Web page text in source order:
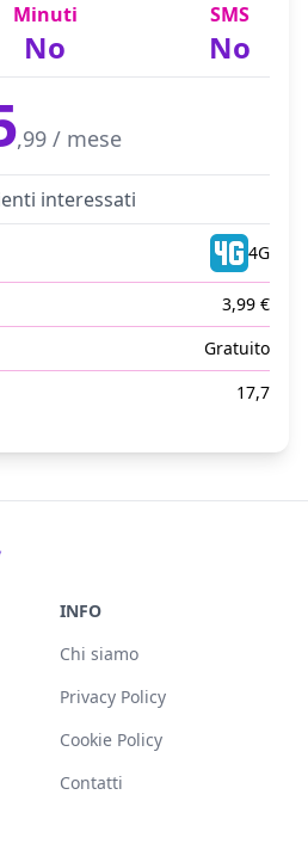
Minuti
No
SMS
No
,99 / mese
interessati
4G
3,99 €
Gratuito
17,7
INFO
Chi siamo
Privacy Policy
Cookie Policy
Contatti